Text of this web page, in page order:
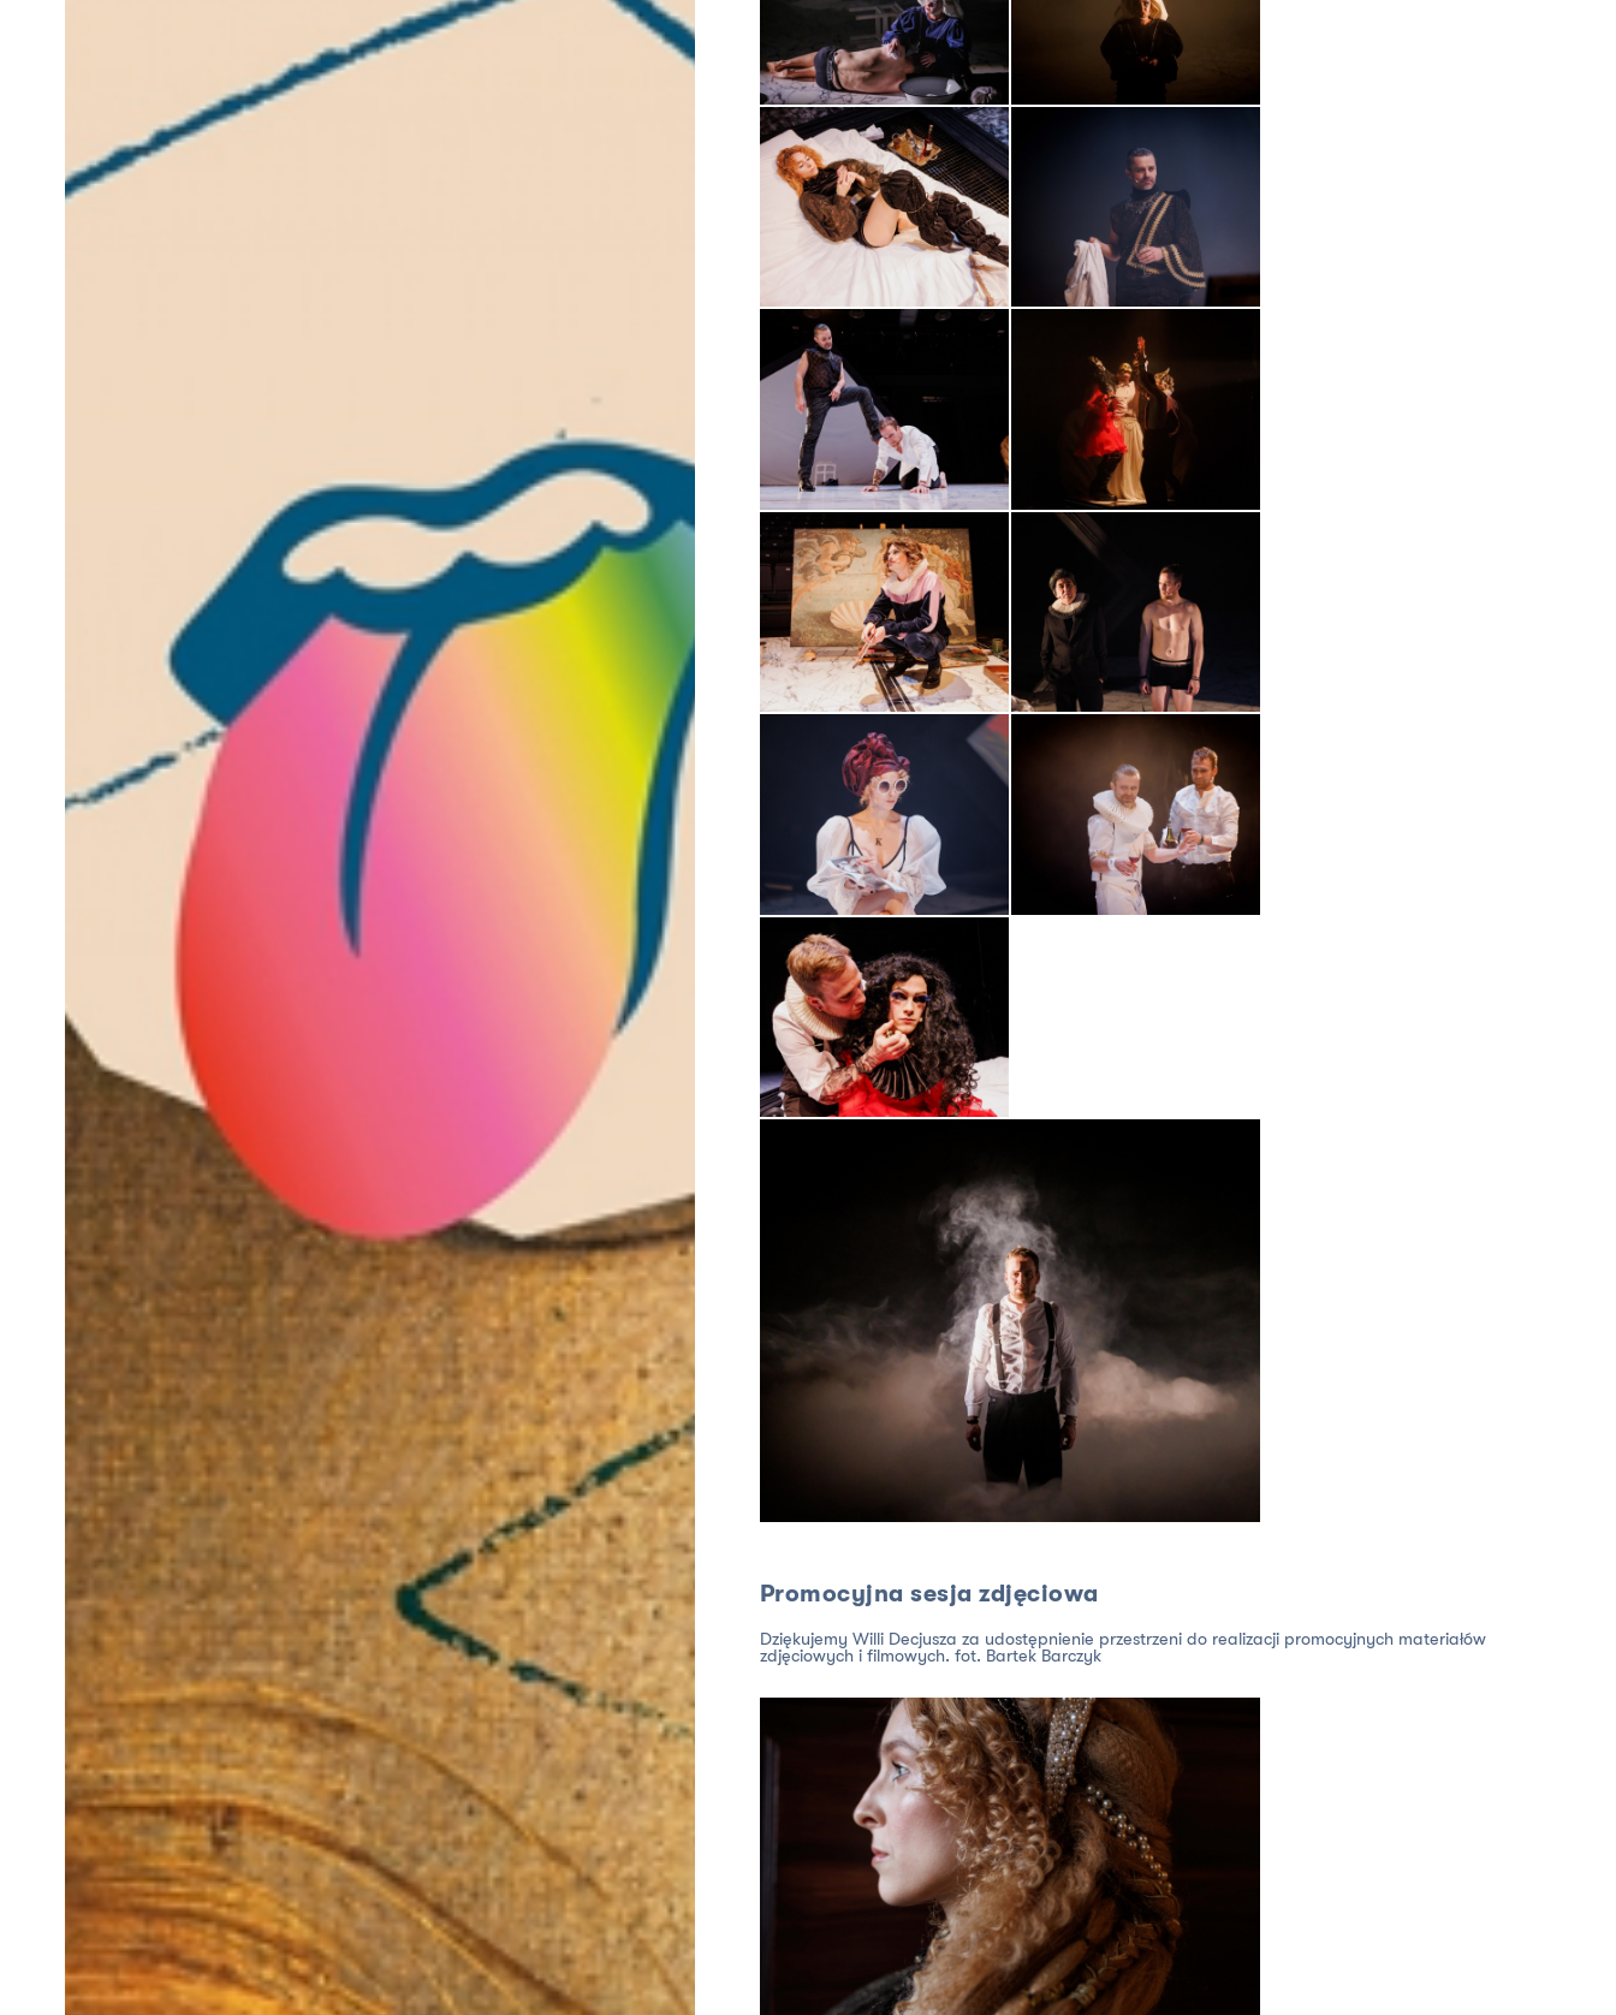
Promocyjna sesja zdjęciowa
Dziękujemy Willi Decjusza za udostępnienie przestrzeni do realizacji promocyjnych materiałów
zdjęciowych i filmowych. fot. Bartek Barczyk